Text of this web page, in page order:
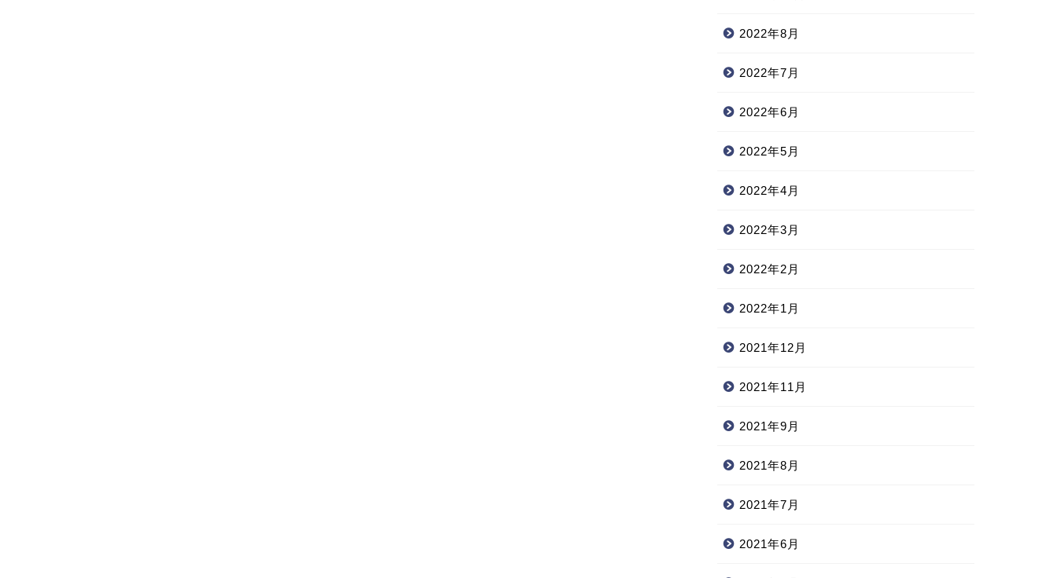
2022年8月
2022年7月
2022年6月
2022年5月
2022年4月
2022年3月
2022年2月
2022年1月
2021年12月
2021年11月
2021年9月
2021年8月
2021年7月
2021年6月